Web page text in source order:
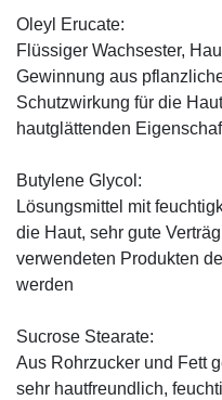
Oleyl Erucate:
Flüssiger Wachsester,
Gewinnung aus
Schutzwirkung für die
hautglättenden
Butylene Glycol:
Lösungsmittel mit
die Haut, sehr gute
verwendeten Produkten
werden
Sucrose Stearate:
Aus Rohrzucker und Fett
sehr hautfreundlich,